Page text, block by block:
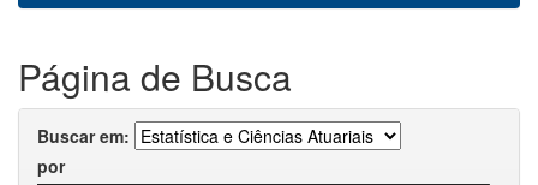
Página de Busca
Buscar em:
por